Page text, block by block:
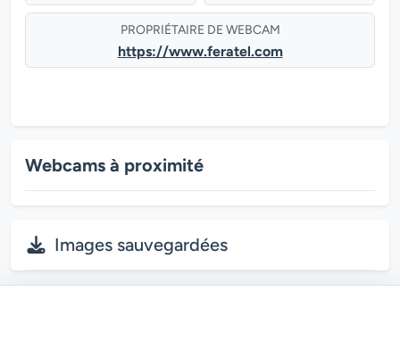
PROPRIÉTAIRE DE WEBCAM
https://www.feratel.com
Webcams à proximité
Images sauvegardées